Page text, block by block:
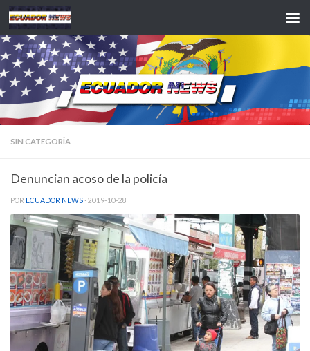
Saltar al contenido
SIN CATEGORÍA
Denuncian acoso de la policía
POR ECUADOR NEWS · 2019-10-28